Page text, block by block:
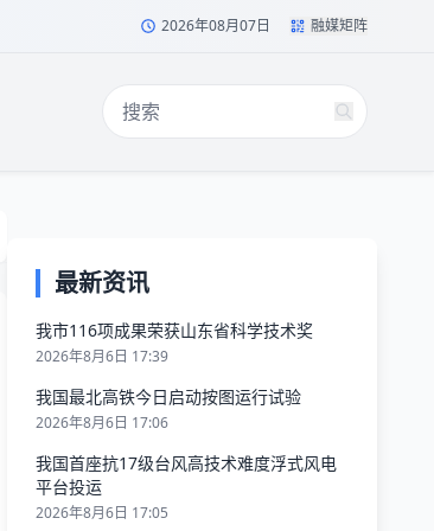
2026年08月07日 融媒矩阵
最新资讯
我市116项成果荣获山东省科学技术奖
2026年8月6日 17:39
我国最北高铁今日启动按图运行试验
2026年8月6日 17:06
我国首座抗17级台风高技术难度浮式风电
平台投运
2026年8月6日 17:05